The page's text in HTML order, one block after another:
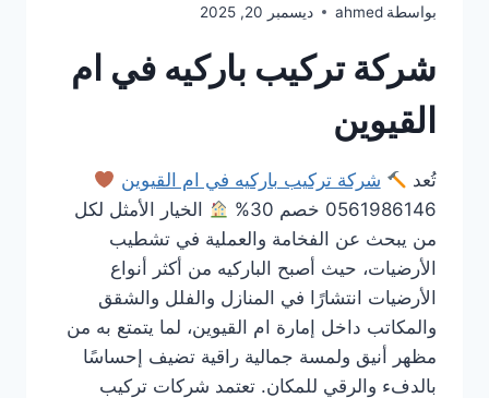
بواسطة ahmed ديسمبر 20, 2025
شركة تركيب باركيه في ام
القيوين
تُعد
شركة تركيب باركيه في ام القيوين
0561986146 خصم 30%
الخيار الأمثل لكل
من يبحث عن الفخامة والعملية في تشطيب
الأرضيات، حيث أصبح الباركيه من أكثر أنواع
الأرضيات انتشارًا في المنازل والفلل والشقق
والمكاتب داخل إمارة ام القيوين، لما يتمتع به من
مظهر أنيق ولمسة جمالية راقية تضيف إحساسًا
بالدفء والرقي للمكان. تعتمد شركات تركيب